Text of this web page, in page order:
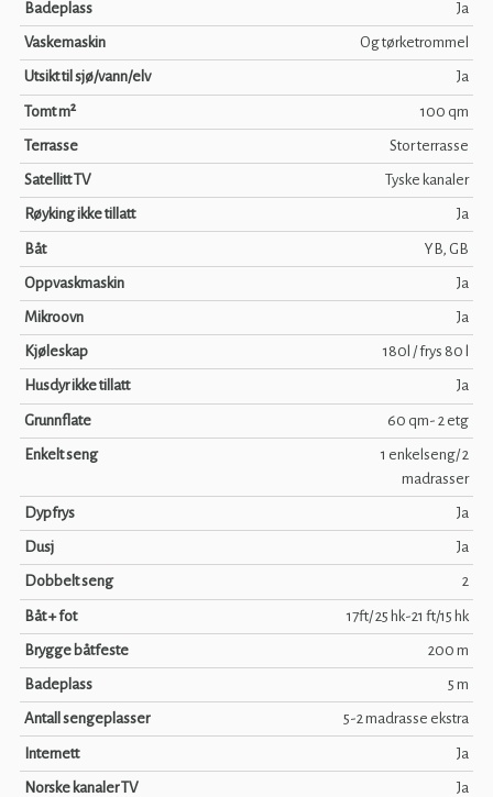
Badeplass Ja
Vaskemaskin Og tørketrommel
Utsikt til sjø/vann/elv Ja
Tomt m² 100 qm
Terrasse Stor terrasse
Satellitt TV Tyske kanaler
Røyking ikke tillatt Ja
Båt YB, GB
Oppvaskmaskin Ja
Mikroovn Ja
Kjøleskap 180l / frys 80 l
Husdyr ikke tillatt Ja
Grunnflate 60 qm- 2 etg
Enkelt seng
1 enkelseng/ 2
madrasser
Dypfrys Ja
Dusj Ja
Dobbelt seng 2
Båt + fot 17ft/ 25 hk-21 ft/15 hk
Brygge båtfeste 200 m
Badeplass 5 m
Antall sengeplasser 5-2 madrasse ekstra
Internett Ja
Norske kanaler TV Ja